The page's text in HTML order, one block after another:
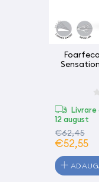
Livrare
12 august
€62,45
€52,55